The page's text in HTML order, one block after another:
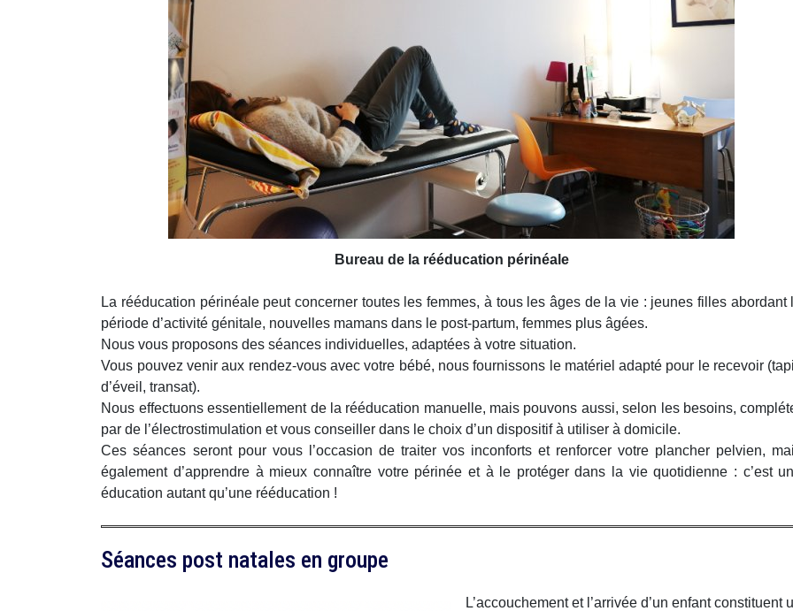
Bureau de la rééducation périnéale
La rééducation périnéale peut concerner toutes les femmes, à tous les âges de la vie : jeunes filles abordant
période d’activité génitale, nouvelles mamans dans le post-partum, femmes plus âgées.
Nous vous proposons des séances individuelles, adaptées à votre situation.
Vous pouvez venir aux rendez-vous avec votre bébé, nous fournissons le matériel adapté pour le recevoir
d’éveil, transat).
Nous effectuons essentiellement de la rééducation manuelle, mais pouvons aussi, selon les besoins,
par de l’électrostimulation et vous conseiller dans le choix d’un dispositif à utiliser à domicile.
Ces séances seront pour vous l’occasion de traiter vos inconforts et renforcer votre plancher pelvien,
également d’apprendre à mieux connaître votre périnée et à le protéger dans la vie quotidienne : c’est
éducation autant qu’une rééducation !
Séances post natales en groupe
L’accouchement et l’arrivée d’un enfant constituent